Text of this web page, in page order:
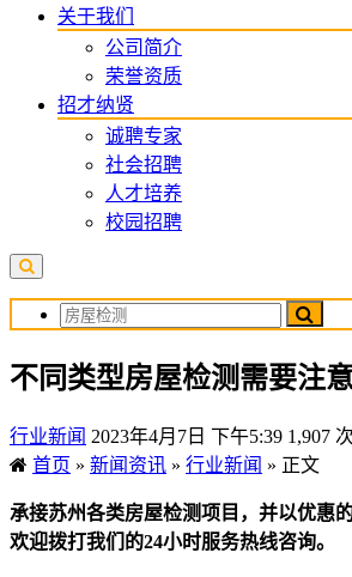
关于我们
公司简介
荣誉资质
招才纳贤
诚聘专家
社会招聘
人才培养
校园招聘
不同类型房屋检测需要注意
行业新闻 2023年4月7日 下午5:39 1,907
首页 » 新闻资讯 » 行业新闻 » 正文
承接苏州各类房屋检测项目，并以优惠
欢迎拨打我们的24小时服务热线咨询。